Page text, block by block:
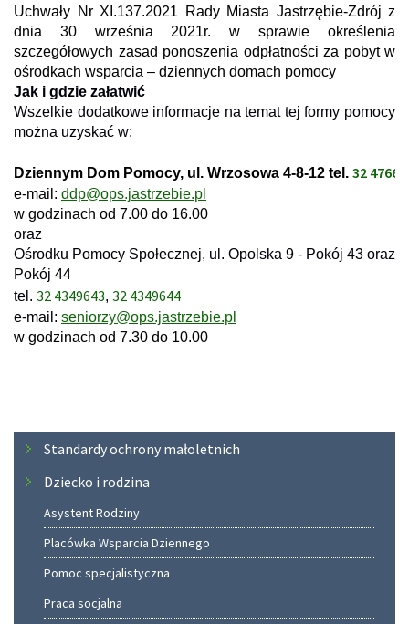
Uchwały Nr XI.137.2021 Rady Miasta Jastrzębie-Zdrój z
dnia 30 września 2021r. w sprawie określenia
szczegółowych zasad ponoszenia odpłatności za pobyt w
ośrodkach wsparcia – dziennych domach pomocy
Jak i gdzie załatwić
Wszelkie dodatkowe informacje na temat tej formy pomocy
można uzyskać w:
Dziennym Dom Pomocy, ul. Wrzosowa 4-8-12 tel. 32
e-mail: ddp@ops.jastrzebie.pl
w godzinach od 7.00 do 16.00
oraz
Ośrodku Pomocy Społecznej, ul. Opolska 9 - Pokój 43 oraz
Pokój 44
tel. 32 4349643, 32 4349644
e-mail: seniorzy@ops.jastrzebie.pl
w godzinach od 7.30 do 10.00
MenuStandardy ochrony małoletnich
Dziecko i rodzina
Asystent Rodziny
Placówka Wsparcia Dziennego
Pomoc specjalistyczna
Praca socjalna